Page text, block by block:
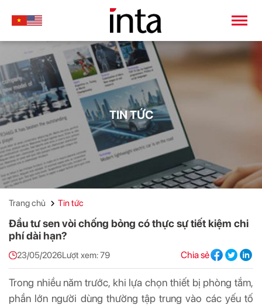
TIN TỨC
Trang chủ Tin tức
Đầu tư sen vòi chống bỏng có thực sự tiết kiệm chi
phí dài hạn?
23/05/2026Lượt xem: 79 Chia sẻ
Trong nhiều năm trước, khi lựa chọn thiết bị phòng tắm,
phần lớn người dùng thường tập trung vào các yếu tố